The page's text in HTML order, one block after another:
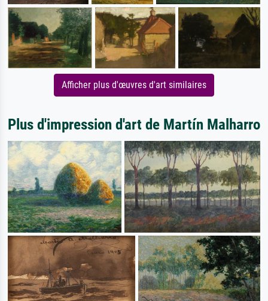
Afficher plus d'œuvres d'art similaires
Plus d'impression d'art de Martín Malharro